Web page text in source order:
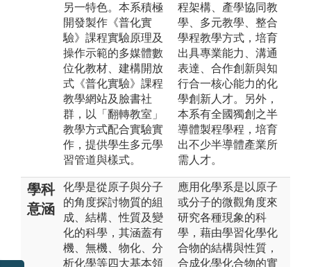
另一特色。本系積極
開發製作《普化實
驗》課程實驗原理及
操作示範的多媒體數
位化教材、建構開放
式《普化實驗》課程
教學網站及臉書社
群，以「翻轉教室」
教學方式配合實驗實
作，提供學生多元學
習管道與樣式。
程架構、產學協同教
學、多元教學、整合
學程教學方式，培育
出具專業能力、溝通
表達、合作創新與知
行合一核心能力的化
學創新人才。另外，
本系有全國獨創之半
導體製程學程，培育
出不少半導體產業所
需人才。
學科
意涵
化學是從原子與分子
的角度探討物質的組
成、結構、性質及變
化的科學，其涵蓋有
機、無機、物化、分
析化學等四大基本領
應用化學系是以原子
或分子的微觀角度來
研究各種現象的科
學，藉由學習化學化
合物的結構與性質，
合成化學化合物的實